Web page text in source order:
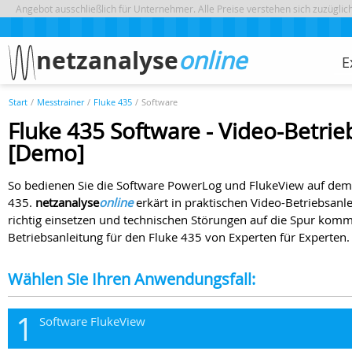
Angebot ausschließlich für Unternehmer. Alle Preise verstehen sich
netzanalyseonline
Start / Messtrainer / Fluke 435 / Software
Fluke 435 Software - Video-
[Demo]
So bedienen Sie die Software PowerLog und FlukeView auf
435. netzanalyseonlineerkärt in praktischen Video-
richtig einsetzen und technischen Störungen auf die Spur
Betriebsanleitung für den Fluke 435 von Experten für Experten.
Wählen Sie Ihren Anwendungsfall:
1 Software FlukeView